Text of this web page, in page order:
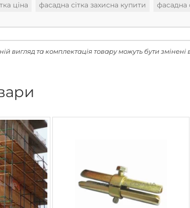
ціна фасадна сітка захисна купити фасадна
вигляд та комплектація товару можуть бути